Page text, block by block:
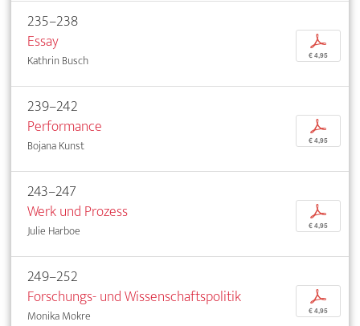
235–238
Essay
Kathrin Busch
p
€ 4,95
239–242
Performance
Bojana Kunst
p
€ 4,95
243–247
Werk und Prozess
Julie Harboe
p
€ 4,95
249–252
Forschungs- und Wissenschaftspolitik
Monika Mokre
p
€ 4,95